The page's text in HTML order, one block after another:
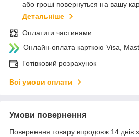
або гроші повернуться на вашу
Детальніше
Оплатити частинами
Онлайн-оплата карткою Visa,
Готівковий розрахунок
Всі умови оплати
Умови повернення
Повернення товару впродовж 14 днів